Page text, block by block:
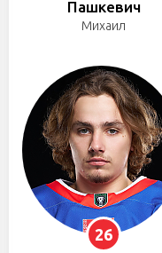
Пашкевич
Михаил
26